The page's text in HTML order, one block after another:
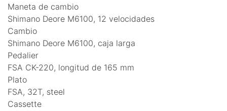
Maneta de cambio
Shimano Deore M6100, 12 velocidades
Cambio
Shimano Deore M6100, caja larga
Pedalier
FSA CK-220, longitud de 165 mm
Plato
FSA, 32T, steel
Cassette